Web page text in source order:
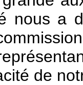
nous a
de